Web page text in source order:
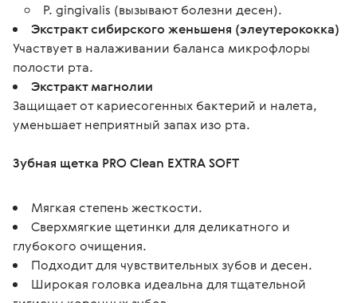
P. gingivalis (вызывают болезни десен).
Экстракт сибирского женьшеня (элеутерококка)
Участвует в налаживании баланса микрофлоры
полости рта.
Экстракт магнолии
Защищает от кариесогенных бактерий и налета,
уменьшает неприятный запах изо рта.
Зубная щетка PRO Clean EXTRA SOFT
Мягкая степень жесткости.
Сверхмягкие щетинки для деликатного и
глубокого очищения.
Подходит для чувствительных зубов и десен.
Широкая головка идеальна для тщательной